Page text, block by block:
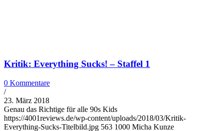
Kritik: Everything Sucks! – Staffel 1
0 Kommentare
/
23. März 2018
Genau das Richtige für alle 90s Kids
https://4001reviews.de/wp-content/uploads/2018/03/Kritik-
Everything-Sucks-Titelbild.jpg 563 1000 Micha Kunze